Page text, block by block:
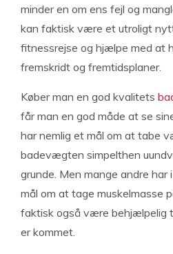
minder en om ens fejl og
kan faktisk være et utroligt
fitnessrejse og hjælpe med at
fremskridt og fremtidsplaner.
Køber man en god kvalitets
får man en god måde at se
har nemlig et mål om at tabe
badevægten simpelthen
grunde. Men mange andre
mål om at tage muskelmasse
faktisk også være behjælpelig
er kommet.